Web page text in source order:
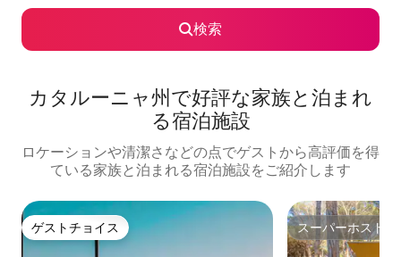
検索
カタルーニャ州で好評な家族と泊まれ
る宿泊施設
ロケーションや清潔さなどの点でゲストから高評価を得
ている家族と泊まれる宿泊施設をご紹介します
ゲストチョイス
ゲストチョイス スーパーホスト
スーパーホスト